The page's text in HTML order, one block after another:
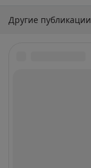
Другие публикации